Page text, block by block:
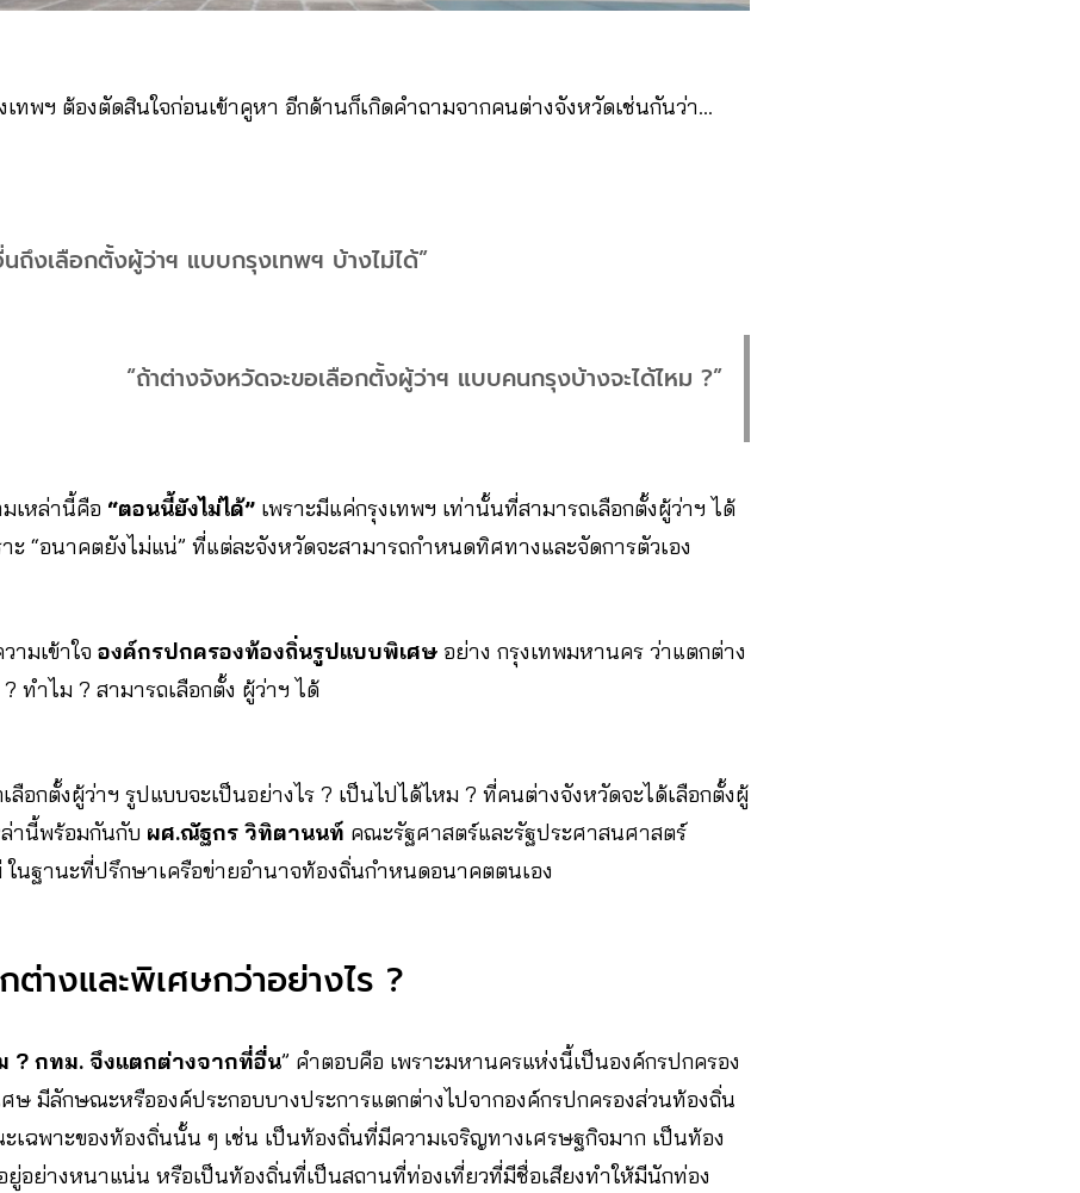
เทพฯ ต้องตัดสินใจก่อนเข้าคูหา อีกด้านก็เกิดคำถามจากคนต่างจังหวัดเช่นกันว่า…
ถึงเลือกตั้งผู้ว่าฯ แบบกรุงเทพฯ บ้างไม่ได้”
“ถ้าต่างจังหวัดจะขอเลือกตั้งผู้ว่าฯ แบบคนกรุงบ้างจะได้ไหม ?”
เหล่านี้คือ “ตอนนี้ยังไม่ได้” เพราะมีแค่กรุงเทพฯ เท่านั้นที่สามารถเลือกตั้งผู้ว่าฯ ได้
ะ “อนาคตยังไม่แน่” ที่แต่ละจังหวัดจะสามารถกำหนดทิศทางและจัดการตัวเอง
ามเข้าใจ องค์กรปกครองท้องถิ่นรูปแบบพิเศษ อย่าง กรุงเทพมหานคร ว่าแตกต่าง
ทำไม ? สามารถเลือกตั้ง ผู้ว่าฯ ได้
ลือกตั้งผู้ว่าฯ รูปแบบจะเป็นอย่างไร ? เป็นไปได้ไหม ? ที่คนต่างจังหวัดจะได้เลือกตั้งผู้
านี้พร้อมกันกับ ผศ.ณัฐกร วิทิตานนท์ คณะรัฐศาสตร์และรัฐประศาสนศาสตร์
ในฐานะที่ปรึกษาเครือข่ายอำนาจท้องถิ่นกำหนดอนาคตตนเอง
างและพิเศษกว่าอย่างไร ?
? กทม. จึงแตกต่างจากที่อื่น” คำตอบคือ เพราะมหานครแห่งนี้เป็นองค์กรปกครอง
ษ มีลักษณะหรือองค์ประกอบบางประการแตกต่างไปจากองค์กรปกครองส่วนท้องถิ่น
เฉพาะของท้องถิ่นนั้น ๆ เช่น เป็นท้องถิ่นที่มีความเจริญทางเศรษฐกิจมาก เป็นท้อง
อย่างหนาแน่น หรือเป็นท้องถิ่นที่เป็นสถานที่ท่องเที่ยวที่มีชื่อเสียงทำให้มีนักท่อง